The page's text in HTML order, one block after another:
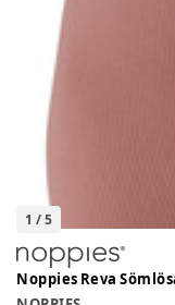
1 /5
Noppies Reva